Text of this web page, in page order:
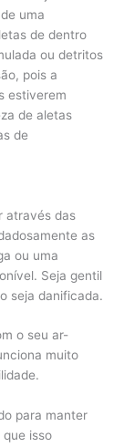
uma
de dentro
ou detritos
pois a
estiverem
de aletas
de
através das
as
ou uma
Seja gentil
seja danificada.
o seu ar-
muito
para manter
isso